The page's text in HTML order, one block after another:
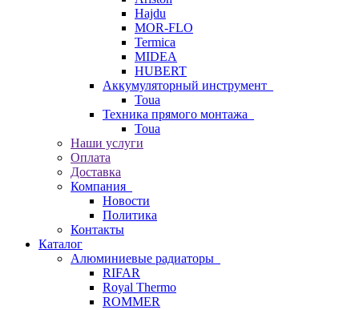
Hajdu
MOR-FLO
Termica
MIDEA
HUBERT
Аккумуляторный инструмент
Toua
Техника прямого монтажа
Toua
Наши услуги
Оплата
Доставка
Компания
Новости
Политика
Контакты
Каталог
Алюминиевые радиаторы
RIFAR
Royal Thermo
ROMMER